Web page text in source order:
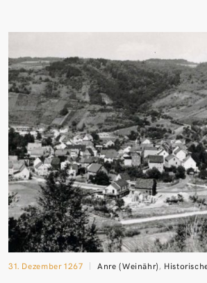
31. Dezember 1267 Anre (Weinähr),